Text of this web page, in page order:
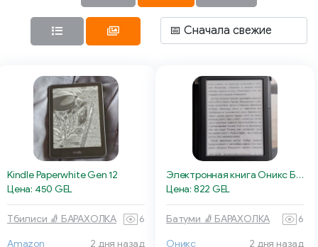
Kindle Paperwhite Gen 12
Цена: 450 GEL
Тбилиси 🧦 БАРАХОЛКА 6
Amazon 2 дня назад
Электронная книга Оникс Букс Дарвин 11
Цена: 822 GEL
Батуми 🧦 БАРАХОЛКА 6
Оникс 2 дня назад